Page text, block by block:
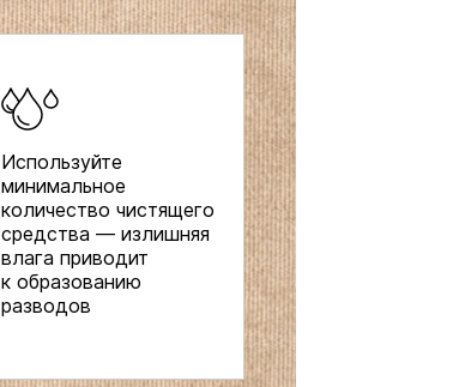
Используйте
минимальное
количество чистящего
средства — излишняя
влага приводит
к образованию
разводов